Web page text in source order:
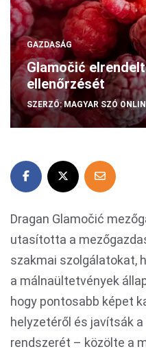
GAZDASÁG
Glamočić
ellenőrzését
SZERZŐ:MAGYAR SZÓ
Dragan Glamočić
utasította a
szakmai szolgálatokat,
a málnaültetvények
hogy pontosabb képet
helyzetéről és javítsák
rendszerét – közölte a